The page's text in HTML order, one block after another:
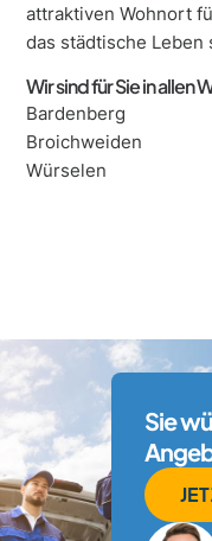
attraktiven Wohnort
das städtische Leben
Wir sind für Sie in allen
Bardenberg
Broichweiden
Würselen
Sie